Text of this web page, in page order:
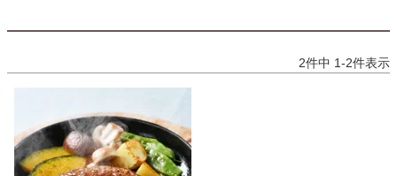
2件中 1-2件表示